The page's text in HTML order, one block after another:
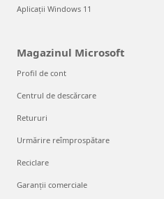
Aplicații Windows 11
Magazinul Microsoft
Profil de cont
Centrul de descărcare
Retururi
Urmărire reîmprospătare
Reciclare
Garanții comerciale